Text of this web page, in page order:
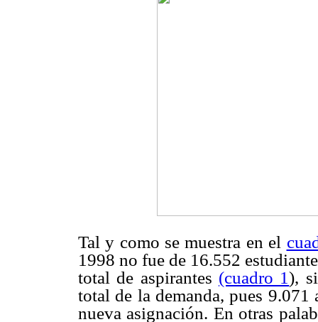
Tal y como se muestra en el
1998 no fue de 16.552
total de aspirantes (cuadro 1),
total de la demanda, pues 9.071
nueva asignación. En otras